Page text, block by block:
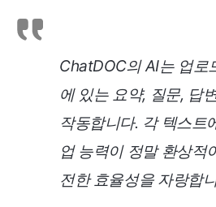
ChatDOC의 AI는 업로
에 있는 요약, 질문, 답
작동합니다. 각 텍스트
업 능력이 정말 환상적
전한 효율성을 자랑합